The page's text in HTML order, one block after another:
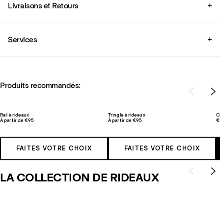
Livraisons et Retours +
Services +
Produits recommandés:
Rail à rideaux
À partir de €95
FAITES VOTRE CHOIX
Tringle à rideaux
À partir de €95
FAITES VOTRE CHOIX
LA COLLECTION DE RIDEAUX